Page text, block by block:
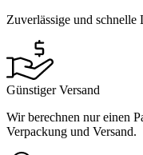
Zuverlässige und
Günstiger Versand
Wir berechnen nur einen
Verpackung und Versand.